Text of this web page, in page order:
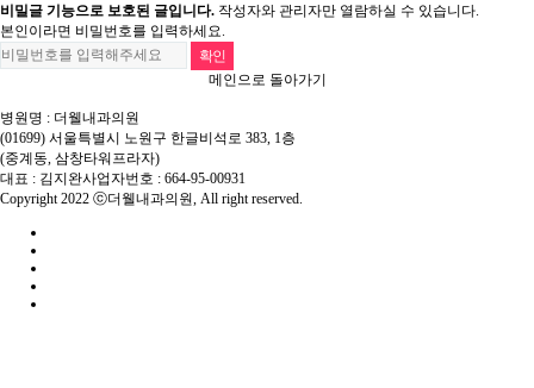
건강검진센터
내시경/초음파센
터
진료센터
이비인후과/보청
기센터
검진예약/공지사
비밀글 기능으로 보호된 글입니다. 작성자와 관리자만 열람하실 수 있습니다.
본인이라면 비밀번호를 입력하세요.
메인으로 돌아가기
병원명 : 더웰내과의원
(01699) 서울특별시 노원구 한글비석로 383, 1층
(중계동, 삼창타워프라자)
대표 : 김지완사업자번호 : 664-95-00931
Copyright 2022 ⓒ더웰내과의원, All right reserved.